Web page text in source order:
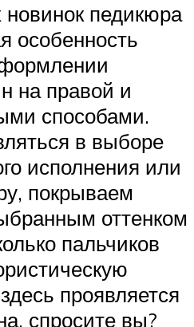
педикюра
особенность
на правой и
способами.
в выборе
исполнения или
покрываем
оттенком
пальчиков
проявляется
спросите вы?